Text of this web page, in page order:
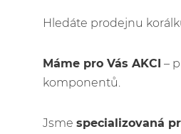
Hledáte prodejnu
Máme pro Vás AKCI –
komponentů.
Jsme specializovaná